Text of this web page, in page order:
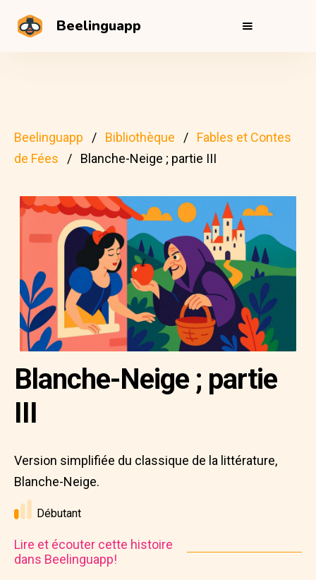
Beelinguapp
Beelinguapp Bibliothèque
Fables et Contes
de Fées
Blanche-Neige ; partie III
Blanche-Neige ; partie
III
Version simplifiée du classique de la littérature,
Blanche-Neige.
Débutant
Lire et écouter cette histoire
dans Beelinguapp!